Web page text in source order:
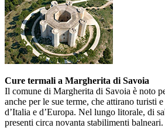
Cure termali a Margherita di Savoia
Il comune di Margherita di Savoia è noto
anche per le sue terme, che attirano turisti
d’Italia e d’Europa. Nel lungo litorale, di
presenti circa novanta stabilimenti balneari.